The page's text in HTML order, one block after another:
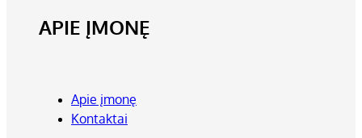
APIE ĮMONĘ
Apie įmonę
Kontaktai